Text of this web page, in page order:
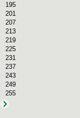
195
201
207
213
219
225
231
237
243
249
255